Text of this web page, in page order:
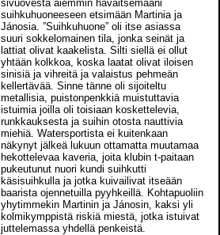
sivuovesta aiemmin havaitsemaani
suihkuhuoneeseen etsimään Martinia ja
Jánosia. ”Suihkuhuone” oli itse asiassa
suuri sokkelomainen tila, jonka seinät ja
lattiat olivat kaakelista. Silti siellä ei ollut
yhtään kolkkoa, koska laatat olivat iloisen
sinisiä ja vihreitä ja valaistus pehmeän
kellertävää. Sinne tänne oli sijoiteltu
metallisia, puistonpenkkiä muistuttavia
istuimia joilla oli toisiaan koskettelevia,
runkkauksesta ja suihin otosta nauttivia
miehiä. Watersportista ei kuitenkaan
näkynyt jälkeä lukuun ottamatta muutamaa
hekottelevaa kaveria, joita klubin t-paitaan
pukeutunut nuori kundi suihkutti
käsisuihkulla ja jotka kuivailivat itseään
baarista ojennetuilla pyyhkeillä. Kohtapuoliin
yhytimmekin Martinin ja Jánosin, kaksi yli
kolmikymppistä riskiä miestä, jotka istuivat
juttelemassa yhdellä penkeistä.